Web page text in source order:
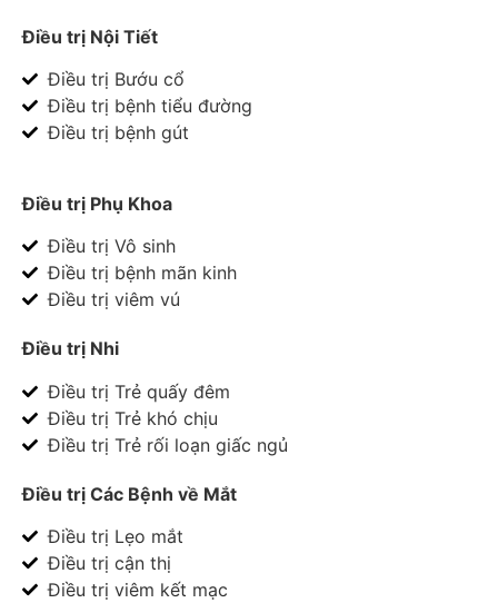
Điều trị Nội Tiết
Điều trị Bướu cổ
Điều trị bệnh tiểu đường
Điều trị bệnh gút
Điều trị Phụ Khoa
Điều trị Vô sinh
Điều trị bệnh mãn kinh
Điều trị viêm vú
Điều trị Nhi
Điều trị Trẻ quấy đêm
Điều trị Trẻ khó chịu
Điều trị Trẻ rối loạn giấc ngủ
Điều trị Các Bệnh về Mắt
Điều trị Lẹo mắt
Điều trị cận thị
Điều trị viêm kết mạc